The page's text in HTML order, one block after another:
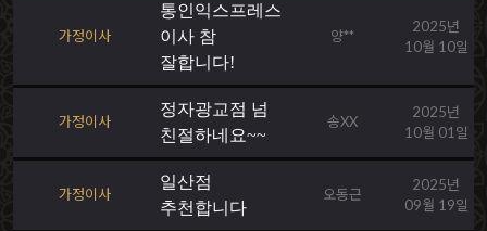
가정이사
통인익스프레스
이사 참
잘합니다!
양**
2025년
10월 10일
가정이사
정자광교점 넘
친절하네요~~
송XX
2025년
10월 01일
가정이사
일산점
추천합니다
오동근
2025년
09월 19일